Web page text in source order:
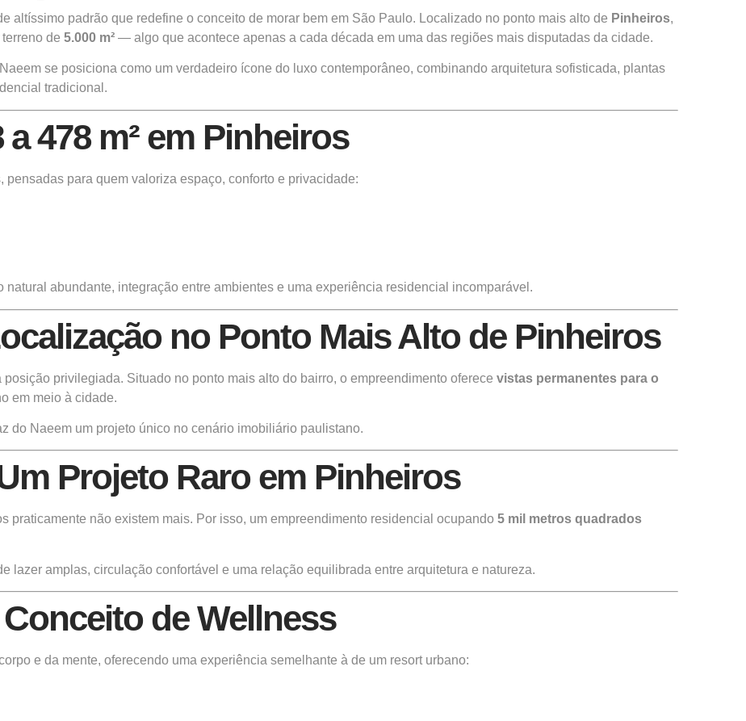
altíssimo padrão que redefine o conceito de morar bem em São Paulo. Localizado no ponto mais alto de Pinheiros,
de 5.000 m² — algo que acontece apenas a cada década em uma das regiões mais disputadas da cidade.
se posiciona como um verdadeiro ícone do luxo contemporâneo, combinando arquitetura sofisticada, plantas
tradicional.
478 m² em Pinheiros
para quem valoriza espaço, conforto e privacidade:
abundante, integração entre ambientes e uma experiência residencial incomparável.
no Ponto Mais Alto de Pinheiros
posição privilegiada. Situado no ponto mais alto do bairro, o empreendimento oferece vistas permanentes para o
em meio à cidade.
do Naeem um projeto único no cenário imobiliário paulistano.
Projeto Raro em Pinheiros
praticamente não existem mais. Por isso, um empreendimento residencial ocupando 5 mil metros quadrados
lazer amplas, circulação confortável e uma relação equilibrada entre arquitetura e natureza.
de Wellness
e da mente, oferecendo uma experiência semelhante à de um resort urbano: